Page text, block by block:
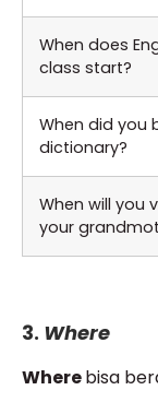
When does
class start?
When did you
dictionary?
When will you
your
3. Where
Wherebisa